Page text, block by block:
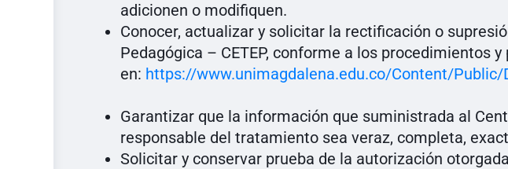
adicionen o modifiquen.
Conocer, actualizar y solicitar la rectificación o
Pedagógica – CETEP, conforme a los procedimientos
en: https://www.unimagdalena.edu.co/Content/
Garantizar que la información que suministrada al
responsable del tratamiento sea veraz, completa,
Solicitar y conservar prueba de la autorización